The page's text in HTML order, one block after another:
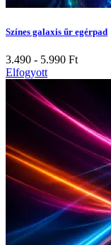
Színes galaxis űr egérpad
3.490 - 5.990 Ft
Elfogyott